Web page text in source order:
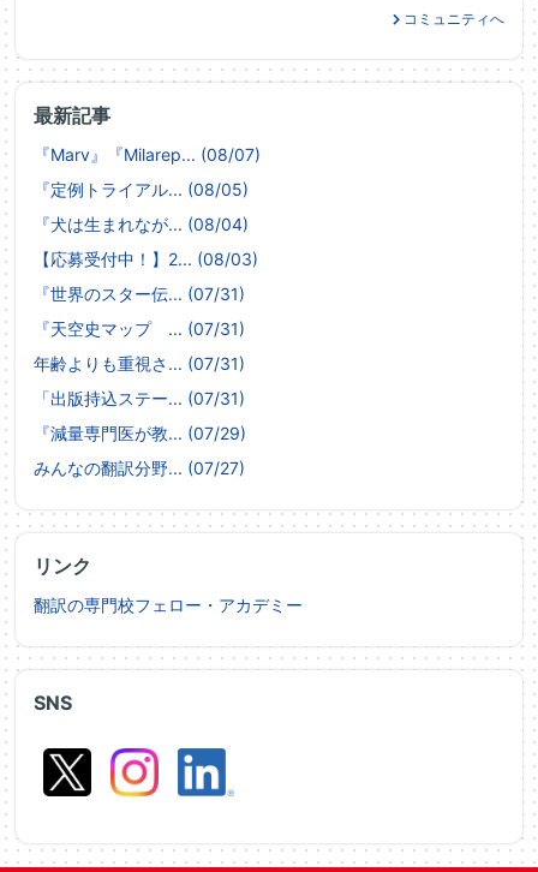
SNS
最新記事
『Marv』『Milarep... (08/07)
『定例トライアル... (08/05)
『犬は生まれなが... (08/04)
【応募受付中！】2... (08/03)
『世界のスター伝... (07/31)
『天空史マップ ... (07/31)
年齢よりも重視さ... (07/31)
「出版持込ステー... (07/31)
『減量専門医が教... (07/29)
みんなの翻訳分野... (07/27)
リンク
翻訳の専門校フェロー・アカデミー
コミュニティへ